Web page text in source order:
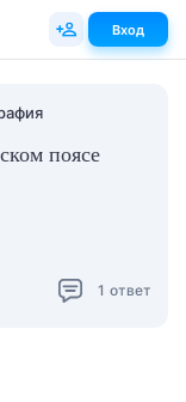
поясе
1 ответ
Вход